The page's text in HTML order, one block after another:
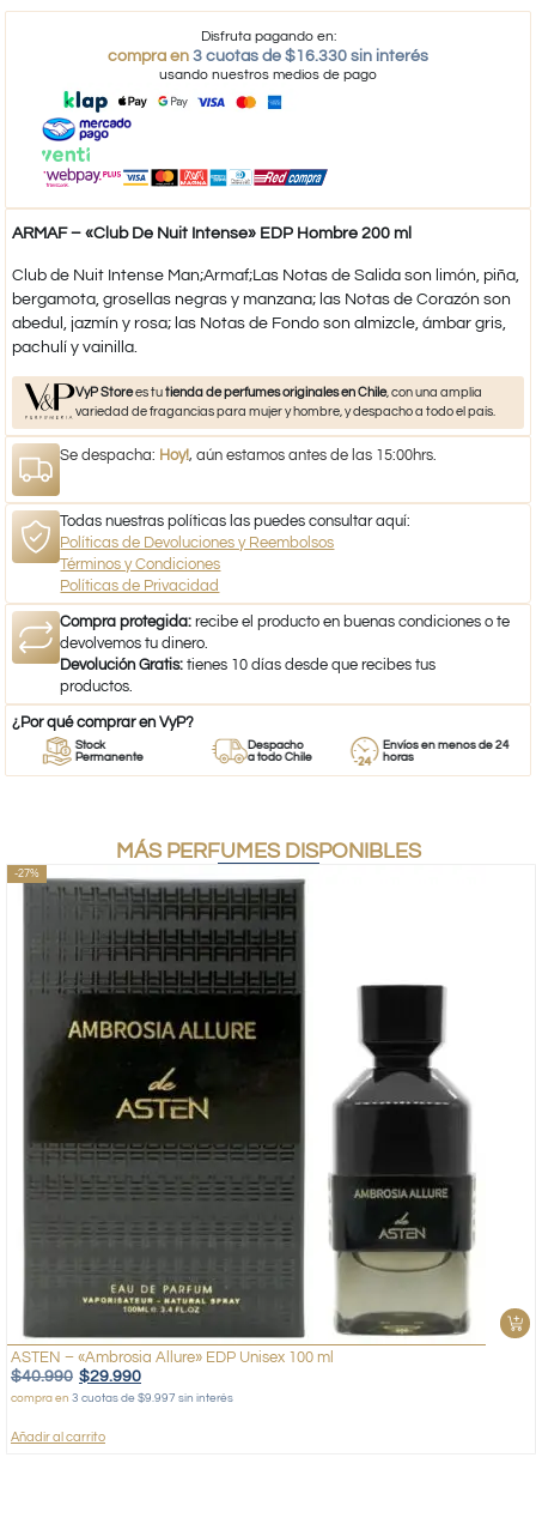
Disfruta pagando en:
compra en 3 cuotas de $16.330 sin interés
usando nuestros medios de pago
ARMAF – «Club De Nuit Intense» EDP Hombre 200 ml
Club de Nuit Intense Man;Armaf;Las Notas de Salida son limón, piña,
bergamota, grosellas negras y manzana; las Notas de Corazón son
abedul, jazmín y rosa; las Notas de Fondo son almizcle, ámbar gris,
pachulí y vainilla.
VyP Storees tutienda de perfumes originales en Chile, con una amplia
variedad de fragancias para mujer y hombre, y despacho a todo el país.
Se despacha: Hoy!, aún estamos antes de las 15:00hrs.
Todas nuestras políticas las puedes consultar aquí:
Políticas de Devoluciones y Reembolsos
Términos y Condiciones
Políticas de Privacidad
Compra protegida: recibe el producto en buenas condiciones o te
devolvemos tu dinero.
Devolución Gratis: tienes 10 días desde que recibes tus
productos.
¿Por qué comprar en VyP?
Stock
Permanente
Despacho
a todo Chile
Envíos en menos de 24
horas
MÁS PERFUMES DISPONIBLES
-27%
ASTEN – «Ambrosia Allure» EDP Unisex 100 ml
$40.990 $29.990
compra en 3 cuotas de $9.997 sin interés
Añadir al carrito